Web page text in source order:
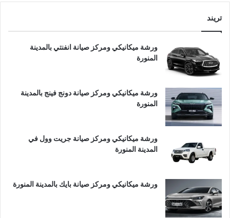
تريند
ورشة ميكانيكي ومركز صيانة انفنتي بالمدينة
المنورة
ورشة ميكانيكي ومركز صيانة دونج فينج بالمدينة
المنورة
ورشة ميكانيكي ومركز صيانة جريت وول في
المدينة المنورة
ورشة ميكانيكي ومركز صيانة بايك بالمدينة المنورة